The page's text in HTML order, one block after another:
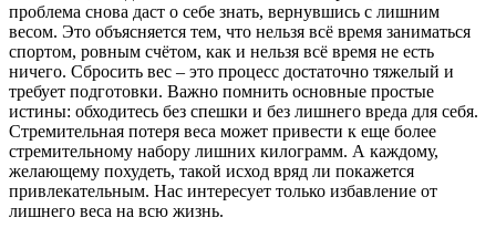
проблема снова даст о себе знать, вернувшись с лишним
весом. Это объясняется тем, что нельзя всё время заниматься
спортом, ровным счётом, как и нельзя всё время не есть
ничего. Сбросить вес – это процесс достаточно тяжелый и
требует подготовки. Важно помнить основные простые
истины: обходитесь без спешки и без лишнего вреда для себя.
Стремительная потеря веса может привести к еще более
стремительному набору лишних килограмм. А каждому,
желающему похудеть, такой исход вряд ли покажется
привлекательным. Нас интересует только избавление от
лишнего веса на всю жизнь.